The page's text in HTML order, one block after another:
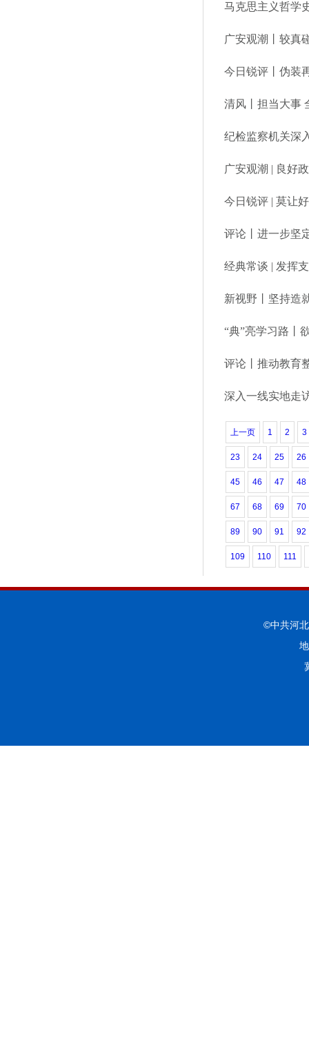
马克思主义哲学
广安观潮丨较真
今日锐评丨伪装
清风丨担当大事
纪检监察机关深
广安观潮 | 良好
今日锐评 | 莫让
评论丨进一步坚
经典常谈 | 发挥
新视野丨坚持造
“典”亮学习路丨
评论丨推动教育
深入一线实地走
上一页 1 2 3
23 24 25 26
45 46 47 48
67 68 69 70
89 90 91 92
109 110 111
©中共河